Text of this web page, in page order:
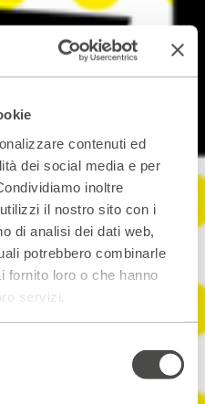
contenuti ed
dei social media e per
inoltre
il nostro sito con i
di analisi dei dati web,
potrebbero combinarle
fornito loro o che hanno
servizi.